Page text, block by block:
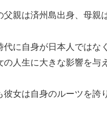
父親は済州島出身、母親
代に自身が日本人ではな
の人生に大きな影響を与
彼女は自身のルーツを誇